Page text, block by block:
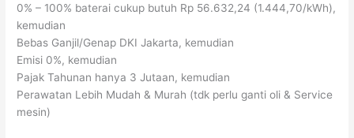
0% – 100% baterai cukup butuh Rp 56.632,24 (1.444,70/kWh),
kemudian
Bebas Ganjil/Genap DKI Jakarta, kemudian
Emisi 0%, kemudian
Pajak Tahunan hanya 3 Jutaan, kemudian
Perawatan Lebih Mudah & Murah (tdk perlu ganti oli & Service
mesin)